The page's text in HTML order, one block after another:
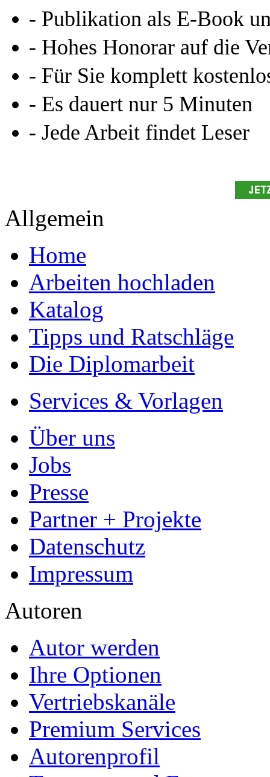
- Publikation als E-Book
- Hohes Honorar auf die
- Für Sie komplett
- Es dauert nur 5 Minuten
- Jede Arbeit findet Leser
Allgemein
Home
Arbeiten hochladen
Katalog
Tipps und Ratschläge
Die Diplomarbeit
Services & Vorlagen
Über uns
Jobs
Presse
Partner + Projekte
Datenschutz
Impressum
Autoren
Autor werden
Ihre Optionen
Vertriebskanäle
Premium Services
Autorenprofil